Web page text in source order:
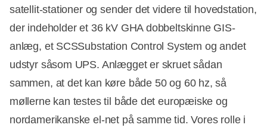
satellit-stationer og sender det videre til hovedstation,
der indeholder et 36 kV GHA dobbeltskinne GIS-
anlæg, et SCSSubstation Control System og andet
udstyr såsom UPS. Anlægget er skruet sådan
sammen, at det kan køre både 50 og 60 hz, så
møllerne kan testes til både det europæiske og
nordamerikanske el-net på samme tid. Vores rolle i